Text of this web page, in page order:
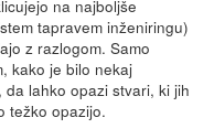
na najboljše
tapravem inženiringu)
z razlogom. Samo
kako je bilo nekaj
lahko opazi stvari, ki jih
težko opazijo.